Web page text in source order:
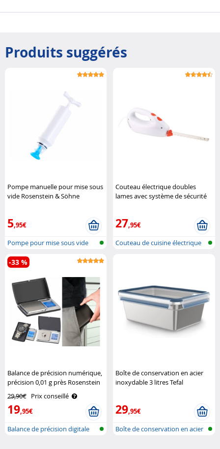
Produits suggérés
Pompe manuelle pour mise sous
vide Rosenstein & Söhne
5,95€
Pompe pour mise sous vide
manuelle
Couteau électrique doubles
lames avec système de sécurité
27,95€
Couteau de cuisine électrique
Balance de précision numérique,
précision 0,01 g près Rosenstein
29,90€ Prix conseillé
19,95€
-33 %
Balance de précision digitale
Boîte de conservation en acier
inoxydable 3 litres Tefal
29,95€
Boîte de conservation en acier